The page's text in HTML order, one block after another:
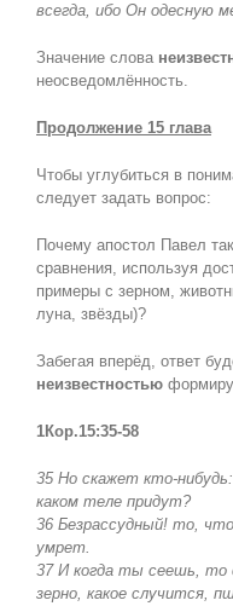
всегда, ибо Он одесную
Значение слова
неосведомлённость.
Продолжение 15 глава
Чтобы углубиться в
следует задать вопрос:
Почему апостол Павел
сравнения, используя
примеры с зерном,
луна, звёзды)?
Забегая вперёд, ответ
неизвестностью
1Кор.15:35-58
35 Но скажет кто-
каком теле придут?
36 Безрассудный! то,
умрет.
37 И когда ты сеешь, то
зерно, какое случится,